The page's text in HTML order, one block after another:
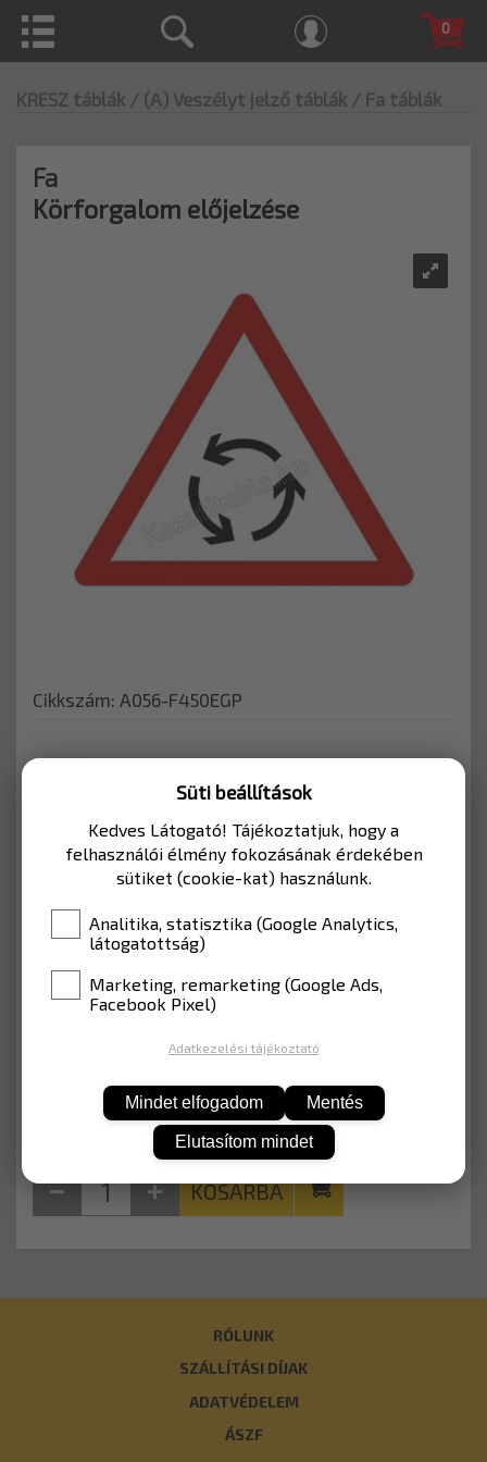
0
KRESZ táblák / (A) Veszélyt jelző táblák / Fa táblák
Fa
Körforgalom előjelzése
Cikkszám: A056-F450EGP
Kerékpárutakhoz, vagy mélygarázshoz
használható KRESZ tábla.
EGP fóliával (Lakott terület)
6 140 Ft
KOSÁRBA
RÓLUNK
SZÁLLÍTÁSI DÍJAK
ADATVÉDELEM
ÁSZF
Süti beállítások
Kedves Látogató! Tájékoztatjuk, hogy a
felhasználói élmény fokozásának érdekében
sütiket (cookie-kat) használunk.
Analitika, statisztika (Google Analytics,
látogatottság)
Marketing, remarketing (Google Ads,
Facebook Pixel)
Adatkezelési tájékoztató
Mindet elfogadom Mentés
Elutasítom mindet